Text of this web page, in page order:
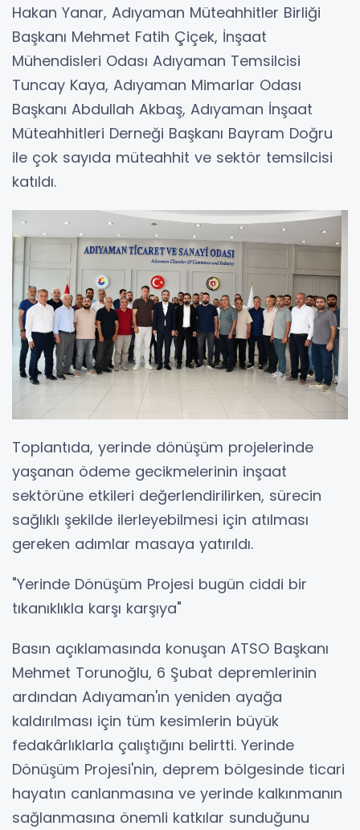
Hakan Yanar, Adıyaman Müteahhitler Birliği
Başkanı Mehmet Fatih Çiçek, İnşaat
Mühendisleri Odası Adıyaman Temsilcisi
Tuncay Kaya, Adıyaman Mimarlar Odası
Başkanı Abdullah Akbaş, Adıyaman İnşaat
Müteahhitleri Derneği Başkanı Bayram Doğru
ile çok sayıda müteahhit ve sektör temsilcisi
katıldı.
Toplantıda, yerinde dönüşüm projelerinde
yaşanan ödeme gecikmelerinin inşaat
sektörüne etkileri değerlendirilirken, sürecin
sağlıklı şekilde ilerleyebilmesi için atılması
gereken adımlar masaya yatırıldı.
"Yerinde Dönüşüm Projesi bugün ciddi bir
tıkanıklıkla karşı karşıya"
Basın açıklamasında konuşan ATSO Başkanı
Mehmet Torunoğlu, 6 Şubat depremlerinin
ardından Adıyaman'ın yeniden ayağa
kaldırılması için tüm kesimlerin büyük
fedakârlıklarla çalıştığını belirtti. Yerinde
Dönüşüm Projesi'nin, deprem bölgesinde ticari
hayatın canlanmasına ve yerinde kalkınmanın
sağlanmasına önemli katkılar sunduğunu